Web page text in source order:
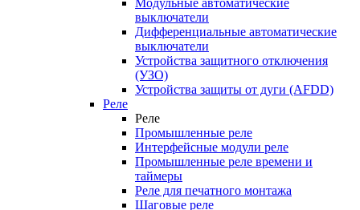
Модульные автоматические
выключатели
Дифференциальные автоматические
выключатели
Устройства защитного отключения
(УЗО)
Устройства защиты от дуги (AFDD)
Реле
Реле
Промышленные реле
Интерфейсные модули реле
Промышленные реле времени и
таймеры
Реле для печатного монтажа
Шаговые реле